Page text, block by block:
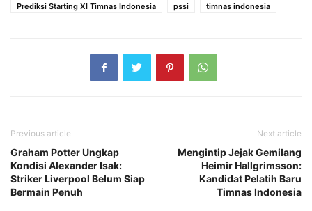
Prediksi Starting XI Timnas Indonesia
pssi timnas indonesia
Previous article
Graham Potter Ungkap
Kondisi Alexander Isak:
Striker Liverpool Belum Siap
Bermain Penuh
Next article
Mengintip Jejak Gemilang
Heimir Hallgrimsson:
Kandidat Pelatih Baru
Timnas Indonesia